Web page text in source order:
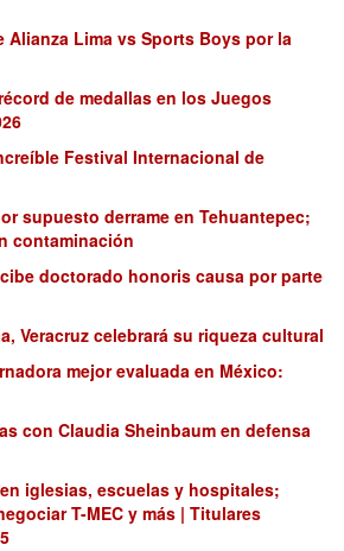
Alianza Lima vs Sports Boys por la
de medallas en los Juegos
Festival Internacional de
supuesto derrame en Tehuantepec;
contaminación
doctorado honoris causa por parte
Veracruz celebrará su riqueza cultural
mejor evaluada en México:
con Claudia Sheinbaum en defensa
iglesias, escuelas y hospitales;
T-MEC y más | Titulares